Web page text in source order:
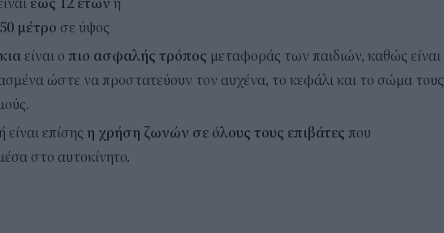
έως 12 ετών ή
μέτρο σε ύψος
είναι ο πιο ασφαλής τρόπος μεταφοράς των παιδιών, καθώς είναι
ώστε να προστατεύουν τον αυχένα, το κεφάλι και το σώμα τους
επίσης η χρήση ζωνών σε όλους τους επιβάτες που
στο αυτοκίνητο.